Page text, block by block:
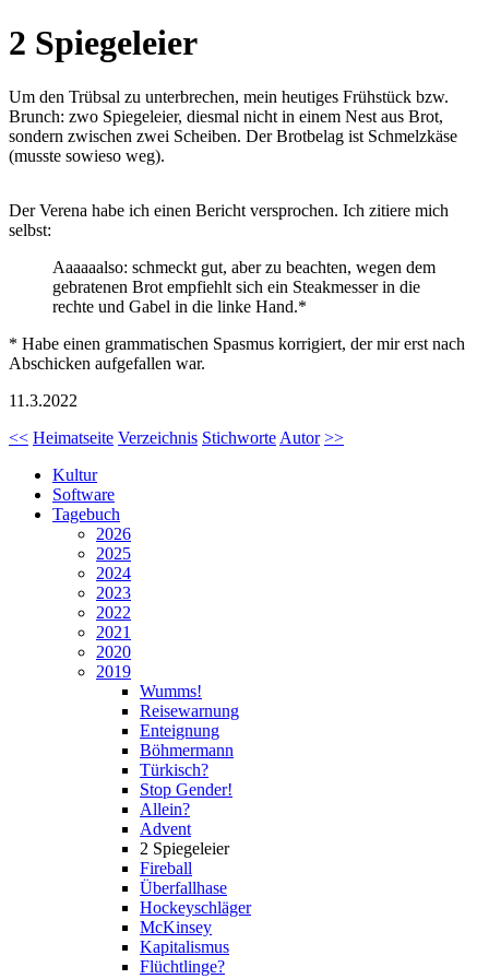
2 Spiegeleier
Um den Trübsal zu unterbrechen, mein heutiges Frühstück bzw.
Brunch: zwo Spiegeleier, diesmal nicht in einem Nest aus Brot,
sondern zwischen zwei Scheiben. Der Brotbelag ist Schmelzkäse
(musste sowieso weg).
Der Verena habe ich einen Bericht versprochen. Ich zitiere mich
selbst:
Aaaaaalso: schmeckt gut, aber zu beachten, wegen dem
gebratenen Brot empfiehlt sich ein Steakmesser in die
rechte und Gabel in die linke Hand.*
* Habe einen grammatischen Spasmus korrigiert, der mir erst nach
Abschicken aufgefallen war.
11.3.2022
<< Heimatseite Verzeichnis Stichworte Autor >>
Kultur
Software
Tagebuch
2026
2025
2024
2023
2022
2021
2020
2019
Wumms!
Reisewarnung
Enteignung
Böhmermann
Türkisch?
Stop Gender!
Allein?
Advent
2 Spiegeleier
Fireball
Überfallhase
Hockeyschläger
McKinsey
Kapitalismus
Flüchtlinge?